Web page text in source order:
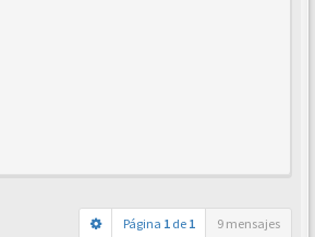
Página 1 de 1 9 mensajes